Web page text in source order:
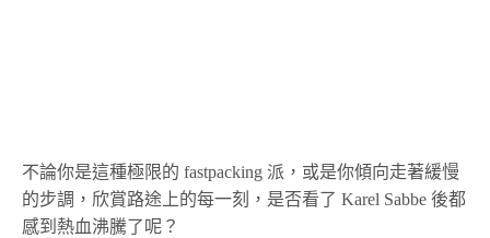
不論你是這種極限的 fastpacking 派，或是你傾向走著緩慢
的步調，欣賞路途上的每一刻，是否看了 Karel Sabbe 後都
感到熱血沸騰了呢？